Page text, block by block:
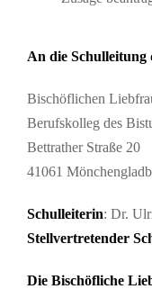
An die Schulleitung
Bischöflichen
Berufskolleg des
Bettrather Straße 20
41061
Schulleiterin: Dr.
Stellvertretender
Die Bischöfliche